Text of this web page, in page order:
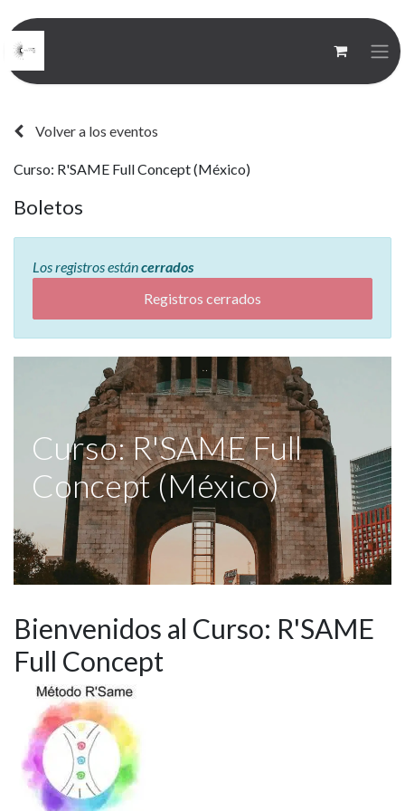
Volver a los eventos
Curso: R'SAME Full Concept (México)
Boletos
Los registros estáncerrados
Registros cerrados
Curso: R'SAME Full
Concept (México)
Bienvenidos al Curso: R'SAME
Full Concept